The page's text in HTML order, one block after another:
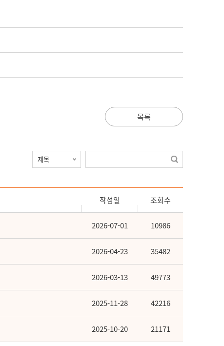
목록
작성일 조회수
2026-07-01 10986
2026-04-23 35482
2026-03-13 49773
2025-11-28 42216
2025-10-20 21171